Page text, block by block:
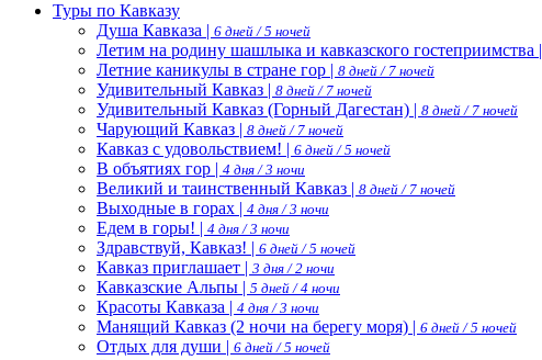
Туры по Кавказу
Душа Кавказа | 6 дней / 5 ночей
Летим на родину шашлыка и кавказского гостеприимства |
Летние каникулы в стране гор | 8 дней / 7 ночей
Удивительный Кавказ | 8 дней / 7 ночей
Удивительный Кавказ (Горный Дагестан) | 8 дней / 7 ночей
Чарующий Кавказ | 8 дней / 7 ночей
Кавказ с удовольствием! | 6 дней / 5 ночей
В объятиях гор | 4 дня / 3 ночи
Великий и таинственный Кавказ | 8 дней / 7 ночей
Выходные в горах | 4 дня / 3 ночи
Едем в горы! | 4 дня / 3 ночи
Здравствуй, Кавказ! | 6 дней / 5 ночей
Кавказ приглашает | 3 дня / 2 ночи
Кавказские Альпы | 5 дней / 4 ночи
Красоты Кавказа | 4 дня / 3 ночи
Манящий Кавказ (2 ночи на берегу моря) | 6 дней / 5 ночей
Отдых для души | 6 дней / 5 ночей